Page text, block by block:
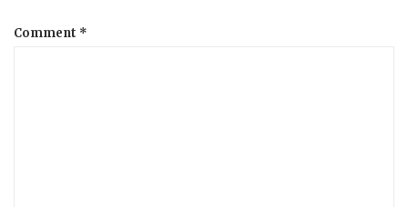
Comment *